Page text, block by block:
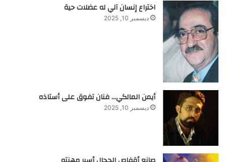
اختراع إنسان آلي له عضلات حية
ديسمبر 10, 2025
أيمن المالكي… فنان تفوق على أستاذه
ديسمبر 10, 2025